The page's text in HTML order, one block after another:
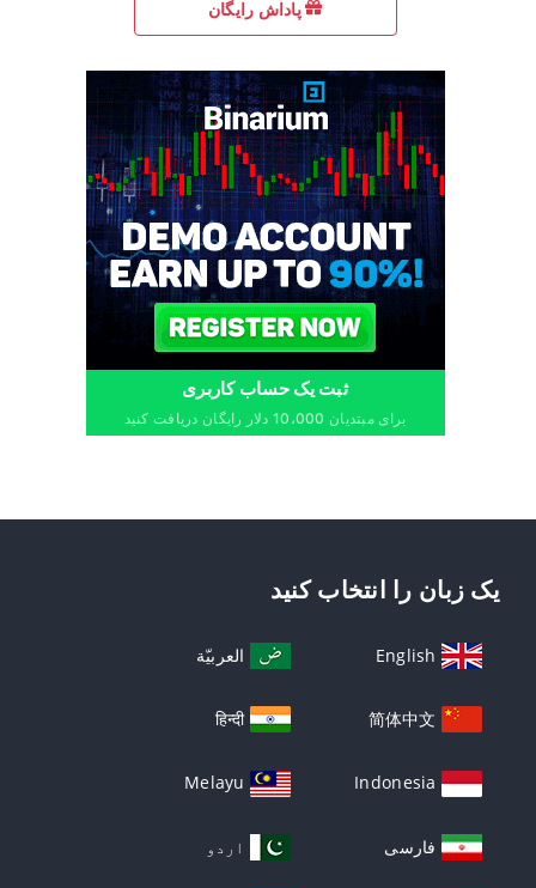
پاداش رایگان
ثبت یک حساب کاربری
برای مبتدیان 10،000 دلار رایگان دریافت کنید
یک زبان را انتخاب کنید
English العربيّة
简体中文
हिन्दी
Indonesia
Melayu
فارسی اردو